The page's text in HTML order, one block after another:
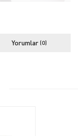
Yorumlar (0)